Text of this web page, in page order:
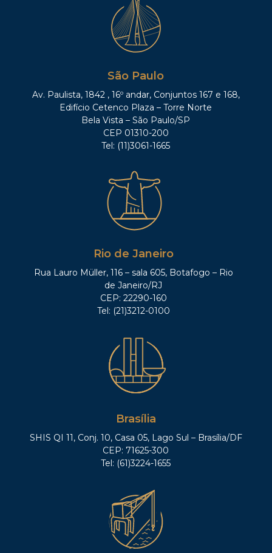
São Paulo
Av. Paulista, 1842 , 16º andar, Conjuntos 167 e 168,
Edifício Cetenco Plaza – Torre Norte
Bela Vista – São Paulo/SP
CEP 01310-200
Tel: (11)3061-1665
Rio de Janeiro
Rua Lauro Müller, 116 – sala 605, Botafogo – Rio
de Janeiro/RJ
CEP: 22290-160
Tel: (21)3212-0100
Brasília
SHIS QI 11, Conj. 10, Casa 05, Lago Sul – Brasília/DF
CEP: 71625-300
Tel: (61)3224-1655